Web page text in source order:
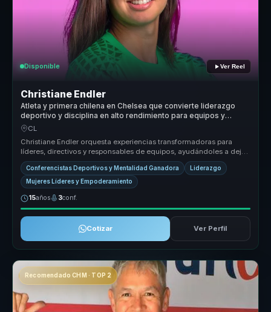
Disponible Ver Reel
Christiane Endler
Atleta y primera chilena en Chelsea que convierte liderazgo
deportivo y disciplina en alto rendimiento para equipos y
empresas.
CL
Christiane Endler orquesta experiencias transformadoras para
líderes, directivos y responsables de equipos, ayudándoles a dejar
atrás la ...
Conferencistas Deportivos y Mentalidad Ganadora Liderazgo
Mujeres Líderes y Empoderamiento
15años 3conf.
Cotizar Ver Perfil
Recomendado CHM · TOP 2